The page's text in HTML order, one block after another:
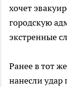
хочет
городскую
экстренные
Ранее в тот
нанесли удар